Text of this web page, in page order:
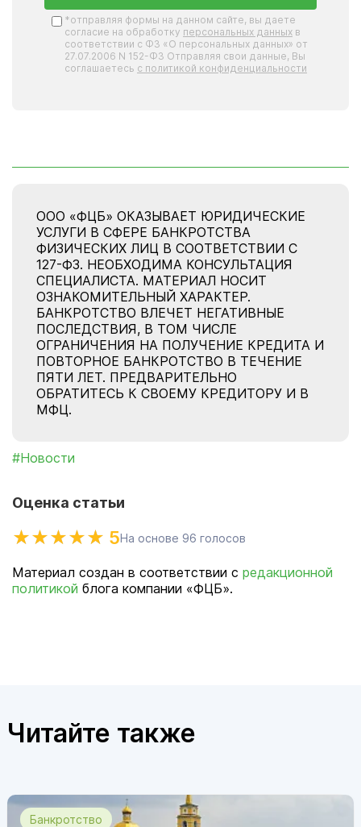
*отправляя формы на данном сайте, вы даете
согласие на обработку персональных данных в
соответствии с ФЗ «О персональных данных» от
27.07.2006 N 152-ФЗ Отправляя свои данные, Вы
соглашаетесь с политикой конфиденциальности
ООО «ФЦБ» ОКАЗЫВАЕТ ЮРИДИЧЕСКИЕ
УСЛУГИ В СФЕРЕ БАНКРОТСТВА
ФИЗИЧЕСКИХ ЛИЦ В СООТВЕТСТВИИ С
127-ФЗ. НЕОБХОДИМА КОНСУЛЬТАЦИЯ
СПЕЦИАЛИСТА. МАТЕРИАЛ НОСИТ
ОЗНАКОМИТЕЛЬНЫЙ ХАРАКТЕР.
БАНКРОТСТВО ВЛЕЧЕТ НЕГАТИВНЫЕ
ПОСЛЕДСТВИЯ, В ТОМ ЧИСЛЕ
ОГРАНИЧЕНИЯ НА ПОЛУЧЕНИЕ КРЕДИТА И
ПОВТОРНОЕ БАНКРОТСТВО В ТЕЧЕНИЕ
ПЯТИ ЛЕТ. ПРЕДВАРИТЕЛЬНО
ОБРАТИТЕСЬ К СВОЕМУ КРЕДИТОРУ И В
МФЦ.
#Новости
Оценка статьи
5На основе 96 голосов
Материал создан в соответствии с редакционной
политикой блога компании «ФЦБ».
Читайте также
Банкротство